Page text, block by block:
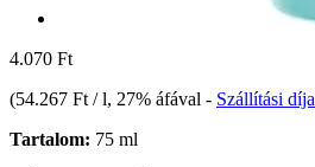
4.070 Ft
(54.267 Ft / l, 27% áfával - Szállítási
Tartalom: 75 ml